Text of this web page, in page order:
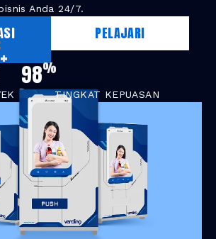
Anda 24/7.
PELAJARI
+
98%
TINGKAT KEPUASAN